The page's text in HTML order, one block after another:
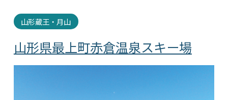
山形県最上町赤倉温泉スキー場
山形蔵王・月山